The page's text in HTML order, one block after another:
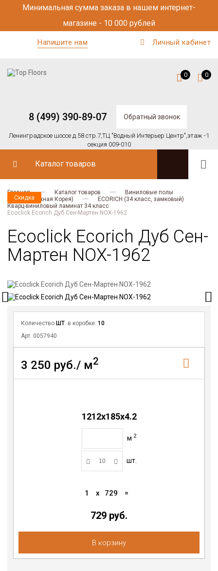
Минимальная сумма заказа в нашем интернет-
магазине - 10 000 рублей
Напишите нам Личный кабинет
8 (499) 390-89-07 Обратный звонок
Ленинградское шоссе д.58 стр.7,ТЦ "Водный Интерьер Центр",этаж -1
секция 009-010
0 0
Каталог товаров
Главная Каталог товаров
Виниловые полы
Ecoclick (Южная Корея)
ECORICH (34 класс, замковый)
Кварц-виниловый ламинат 34 класс
Ecoclick Ecorich Дуб Сен-Мартен NOX-1962
Ecoclick Ecorich Дуб Сен-
Мартен NOX-1962
Скидка
Количество ШТ. в коробке: 10
Арт. 0057940
3 250 руб./ м2
1212х185х4.2
м 2
шт.
1 x 729 =
729 руб.
В корзину